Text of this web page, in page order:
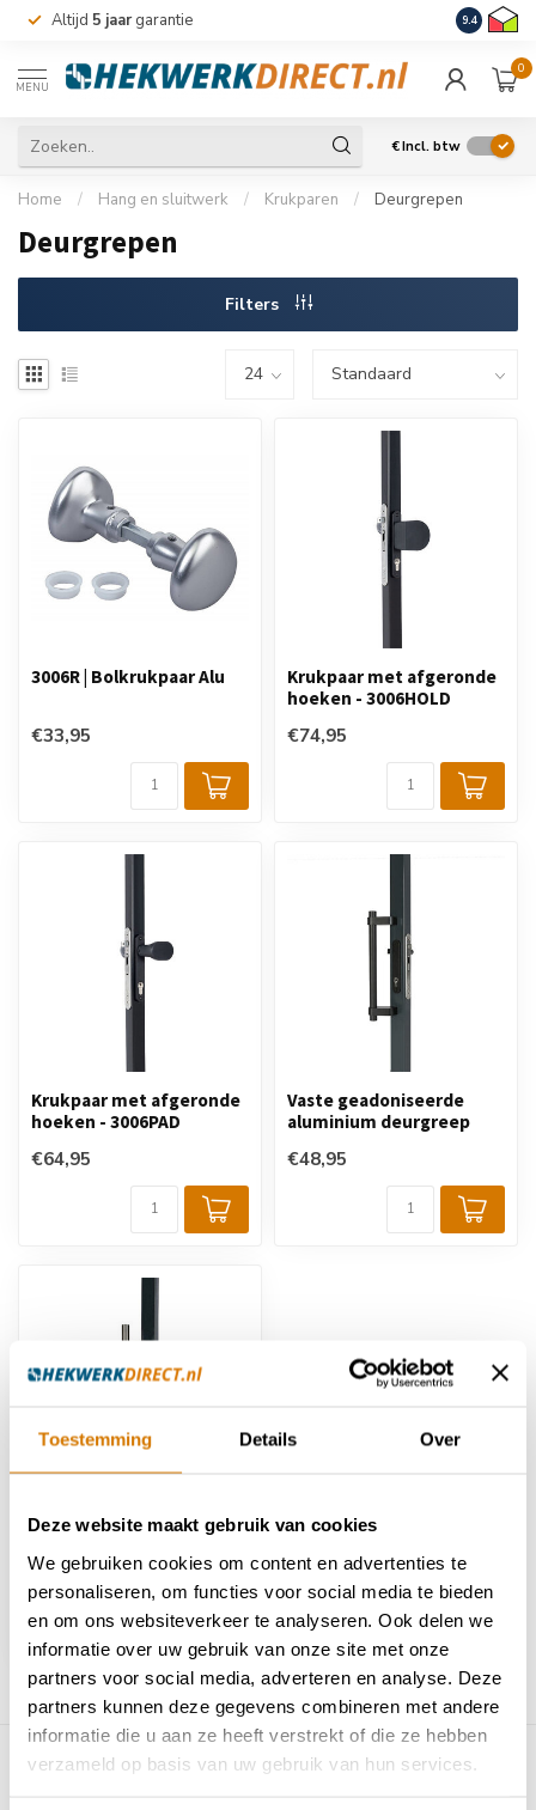
Toestemming Details Over
Deze website maakt gebruik van cookies
We gebruiken cookies om content en advertenties te
personaliseren, om functies voor social media te bieden
en om ons websiteverkeer te analyseren. Ook delen we
informatie over uw gebruik van onze site met onze
partners voor social media, adverteren en analyse. Deze
partners kunnen deze gegevens combineren met andere
informatie die u aan ze heeft verstrekt of die ze hebben
verzameld op basis van uw gebruik van hun services.
Altijd 5 jaargarantie Levering
9.4
MENU
0
€Incl. btw
Home / Hang en sluitwerk / Krukparen / Deurgrepen
Deurgrepen
Filters
3006R | Bolkrukpaar Alu
€33,95
Krukpaar met afgeronde
hoeken - 3006HOLD
€74,95
Krukpaar met afgeronde
hoeken - 3006PAD
€64,95
Vaste geadoniseerde
aluminium deurgreep
€48,95
Vaste roestvrijstalen